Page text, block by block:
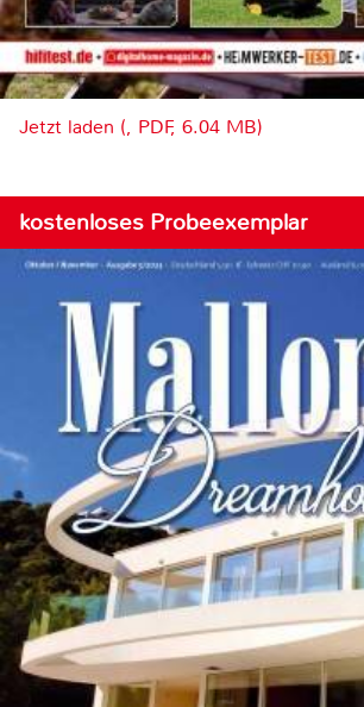
Jetzt laden (, PDF, 6.04 MB)
kostenloses Probeexemplar